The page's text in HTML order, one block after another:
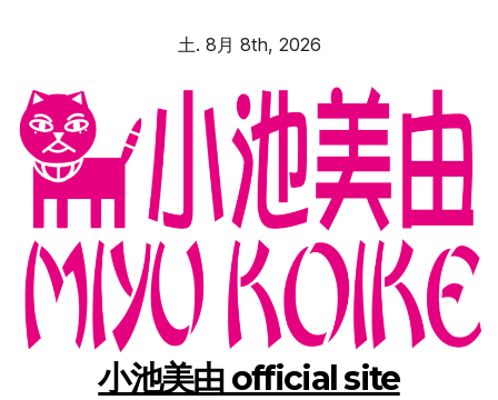
土. 8月 8th, 2026
小池美由 official site